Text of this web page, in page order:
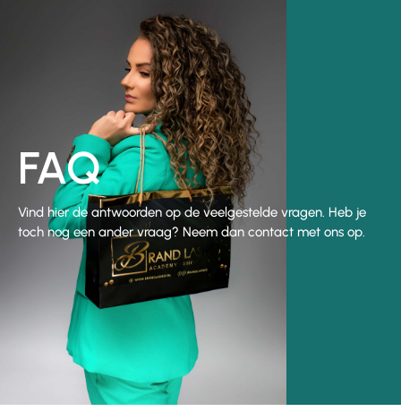
FAQ
Vind hier de antwoorden op de veelgestelde vragen. Heb je
toch nog een ander vraag? Neem dan contact met ons op.